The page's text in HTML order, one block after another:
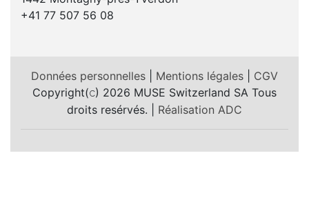
+41 77 507 56 08
Données personnelles Mentions légales
CGV
Copyright(c) 2026 MUSE Switzerland SA Tous
droits resérvés. | Réalisation ADC